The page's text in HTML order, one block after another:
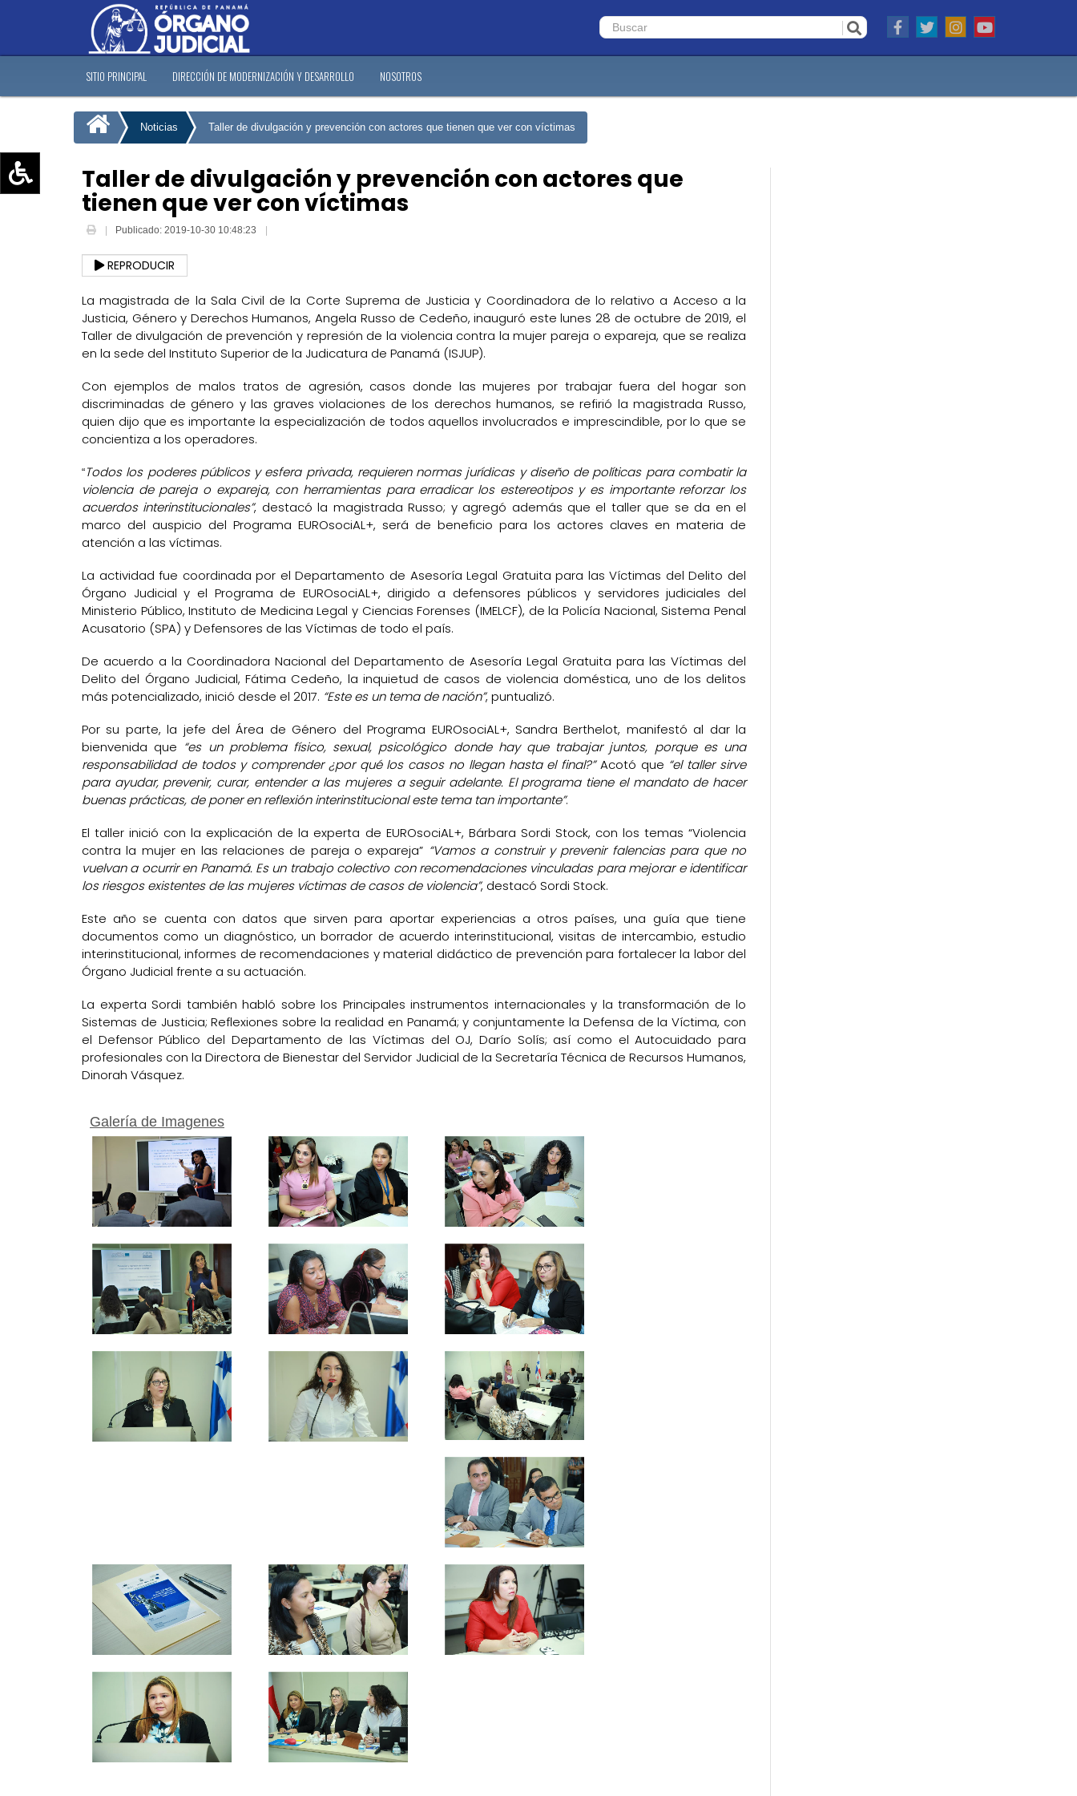
Aumentar texto (+)
SITIO PRINCIPAL DIRECCIÓN DE MODERNIZACIÓN Y DESARROLLO NOSOTROS
Noticias Taller de divulgación y prevención con actores que tienen que ver con víctimas
Taller de divulgación y prevención con actores que
tienen que ver con víctimas
Publicado: 2019-10-30 10:48:23
REPRODUCIR
La magistrada de la Sala Civil de la Corte Suprema de Justicia y Coordinadora de lo relativo a Acceso a la
Justicia, Género y Derechos Humanos, Angela Russo de Cedeño, inauguró este lunes 28 de octubre de 2019, el
Taller de divulgación de prevención y represión de la violencia contra la mujer pareja o expareja, que se realiza
en la sede del Instituto Superior de la Judicatura de Panamá (ISJUP).
Con ejemplos de malos tratos de agresión, casos donde las mujeres por trabajar fuera del hogar son
discriminadas de género y las graves violaciones de los derechos humanos, se refirió la magistrada Russo,
quien dijo que es importante la especialización de todos aquellos involucrados e imprescindible, por lo que se
concientiza a los operadores.
“ Todos los poderes públicos y esfera privada, requieren normas jurídicas y diseño de políticas para combatir la
violencia de pareja o expareja, con herramientas para erradicar los estereotipos y es importante reforzar los
acuerdos interinstitucionales”, destacó la magistrada Russo; y agregó además que el taller que se da en el
marco del auspicio del Programa EUROsociAL+, será de beneficio para los actores claves en materia de
atención a las víctimas.
La actividad fue coordinada por el Departamento de Asesoría Legal Gratuita para las Víctimas del Delito del
Órgano Judicial y el Programa de EUROsociAL+, dirigido a defensores públicos y servidores judiciales del
Ministerio Público, Instituto de Medicina Legal y Ciencias Forenses (IMELCF), de la Policía Nacional, Sistema Penal
Acusatorio (SPA) y Defensores de las Víctimas de todo el país.
De acuerdo a la Coordinadora Nacional del Departamento de Asesoría Legal Gratuita para las Víctimas del
Delito del Órgano Judicial, Fátima Cedeño, la inquietud de casos de violencia doméstica, uno de los delitos
más potencializado, inició desde el 2017. “Este es un tema de nación”, puntualizó.
Por su parte, la jefe del Área de Género del Programa EUROsociAL+, Sandra Berthelot, manifestó al dar la
bienvenida que “es un problema físico, sexual, psicológico donde hay que trabajar juntos, porque es una
responsabilidad de todos y comprender ¿por qué los casos no llegan hasta el final?”Acotó que “el taller sirve
para ayudar, prevenir, curar, entender a las mujeres a seguir adelante. El programa tiene el mandato de hacer
buenas prácticas, de poner en reflexión interinstitucional este tema tan importante”.
El taller inició con la explicación de la experta de EUROsociAL+, Bárbara Sordi Stock, con los temas “Violencia
contra la mujer en las relaciones de pareja o expareja” “Vamos a construir y prevenir falencias para que no
vuelvan a ocurrir en Panamá. Es un trabajo colectivo con recomendaciones vinculadas para mejorar e identificar
los riesgos existentes de las mujeres víctimas de casos de violencia”, destacó Sordi Stock.
Este año se cuenta con datos que sirven para aportar experiencias a otros países, una guía que tiene
documentos como un diagnóstico, un borrador de acuerdo interinstitucional, visitas de intercambio, estudio
interinstitucional, informes de recomendaciones y material didáctico de prevención para fortalecer la labor del
Órgano Judicial frente a su actuación.
La experta Sordi también habló sobre los Principales instrumentos internacionales y la transformación de lo
Sistemas de Justicia; Reflexiones sobre la realidad en Panamá; y conjuntamente la Defensa de la Víctima, con
el Defensor Público del Departamento de las Víctimas del OJ, Darío Solís; así como el Autocuidado para
profesionales con la Directora de Bienestar del Servidor Judicial de la Secretaría Técnica de Recursos Humanos,
Dinorah Vásquez.
Galería de Imagenes